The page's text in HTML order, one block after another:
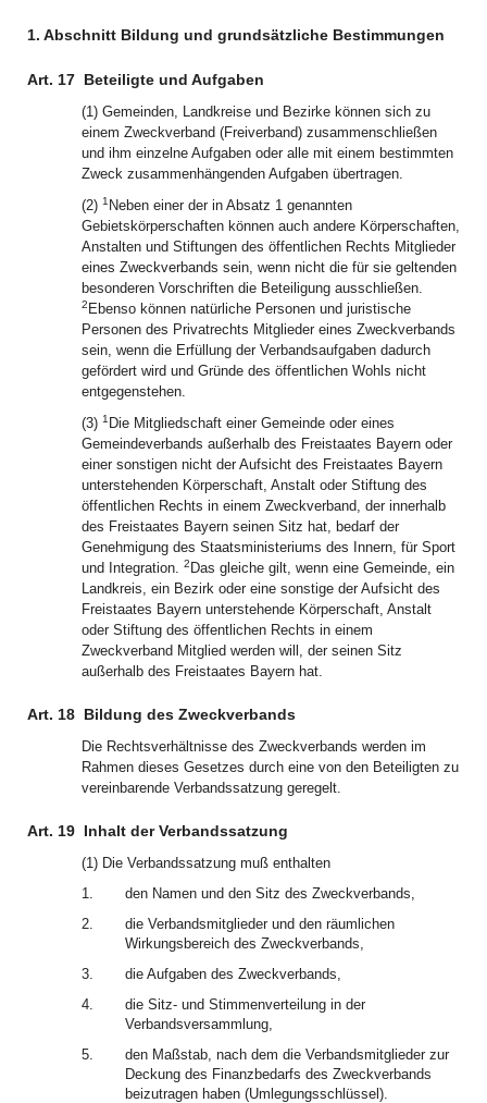
1. Abschnitt Bildung und grundsätzliche Bestimmungen
Art. 17 Beteiligte und Aufgaben
(1) Gemeinden, Landkreise und Bezirke können sich zu
einem Zweckverband (Freiverband) zusammenschließen
und ihm einzelne Aufgaben oder alle mit einem bestimmten
Zweck zusammenhängenden Aufgaben übertragen.
(2) 1 Neben einer der in Absatz 1 genannten
Gebietskörperschaften können auch andere Körperschaften,
Anstalten und Stiftungen des öffentlichen Rechts Mitglieder
eines Zweckverbands sein, wenn nicht die für sie geltenden
besonderen Vorschriften die Beteiligung ausschließen.
2 Ebenso können natürliche Personen und juristische
Personen des Privatrechts Mitglieder eines Zweckverbands
sein, wenn die Erfüllung der Verbandsaufgaben dadurch
gefördert wird und Gründe des öffentlichen Wohls nicht
entgegenstehen.
(3) 1 Die Mitgliedschaft einer Gemeinde oder eines
Gemeindeverbands außerhalb des Freistaates Bayern oder
einer sonstigen nicht der Aufsicht des Freistaates Bayern
unterstehenden Körperschaft, Anstalt oder Stiftung des
öffentlichen Rechts in einem Zweckverband, der innerhalb
des Freistaates Bayern seinen Sitz hat, bedarf der
Genehmigung des Staatsministeriums des Innern, für Sport
und Integration. 2 Das gleiche gilt, wenn eine Gemeinde, ein
Landkreis, ein Bezirk oder eine sonstige der Aufsicht des
Freistaates Bayern unterstehende Körperschaft, Anstalt
oder Stiftung des öffentlichen Rechts in einem
Zweckverband Mitglied werden will, der seinen Sitz
außerhalb des Freistaates Bayern hat.
Art. 18 Bildung des Zweckverbands
Die Rechtsverhältnisse des Zweckverbands werden im
Rahmen dieses Gesetzes durch eine von den Beteiligten zu
vereinbarende Verbandssatzung geregelt.
Art. 19 Inhalt der Verbandssatzung
(1) Die Verbandssatzung muß enthalten
1.
den Namen und den Sitz des Zweckverbands,
2.
die Verbandsmitglieder und den räumlichen
Wirkungsbereich des Zweckverbands,
3.
die Aufgaben des Zweckverbands,
4.
die Sitz- und Stimmenverteilung in der
Verbandsversammlung,
5.
den Maßstab, nach dem die Verbandsmitglieder zur
Deckung des Finanzbedarfs des Zweckverbands
beizutragen haben (Umlegungsschlüssel).